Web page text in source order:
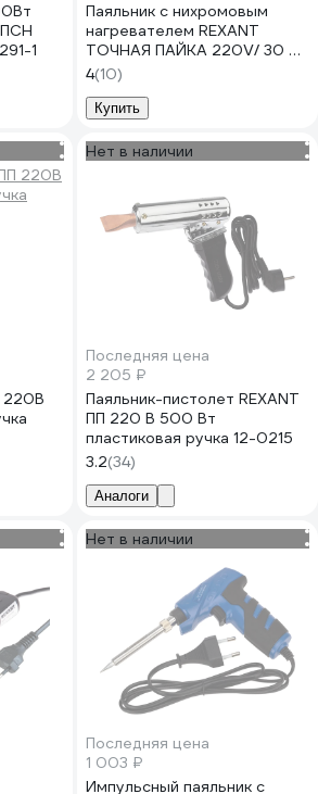
1
Паяльник с нихромовым
нагревателем REXANT
ТОЧНАЯ ПАЙКА 220V/ 30 Вт
12-0130
4(10)
Купить
220В
Нет в наличии
Последняя цена
2 205 ₽
Паяльник-пистолет REXANT
ПП 220 В 500 Вт
пластиковая ручка 12-0215
3.2(34)
Аналоги
Нет в наличии
Последняя цена
1 003 ₽
Импульсный паяльник с